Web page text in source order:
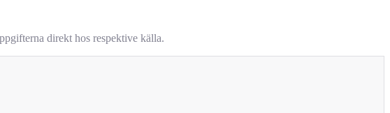
direkt hos respektive källa.